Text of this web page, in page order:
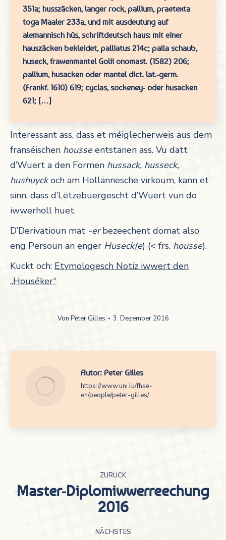
351a; husszäcken, langer rock, pallium, praetexta
toga Maaler 233a, und mit ausdeutung auf
alemannisch hûs,schriftdeutsch haus: mit einer
hauszäcken bekleidet, palliatus214c; palla schaub,
huseck, frawenmantel Golii onomast. (1582) 206;
pallium,husacken oder manteldict. lat.-germ.
(Frankf. 1610) 619; cyclas,sockeney- oder husacken
621; […]
Interessant ass, dass et méiglecherweis aus dem
franséischen housseentstanen ass. Vu datt
d’Wuert a den Formen hussack, husseck,
hushuyckoch am Hollännesche virkoum, kann et
sinn, dass d’Lëtzebuergescht d’Wuert vun do
iwwerholl huet.
D’Derivatioun mat -erbezeechent domat also
eng Persoun an enger Huseck(e) (< frs. housse).
Kuckt och: Etymologesch Notiz iwwert den
„Houséker“
Von Peter Gilles 3. Dezember 2016
Autor: Peter Gilles
https://www.uni.lu/fhse-
en/people/peter-gilles/
Kommentarnavigation
ZURÜCK
Vorheriger
Beitrag:
Master-Diplomiwwerreechung
2016
NÄCHSTES